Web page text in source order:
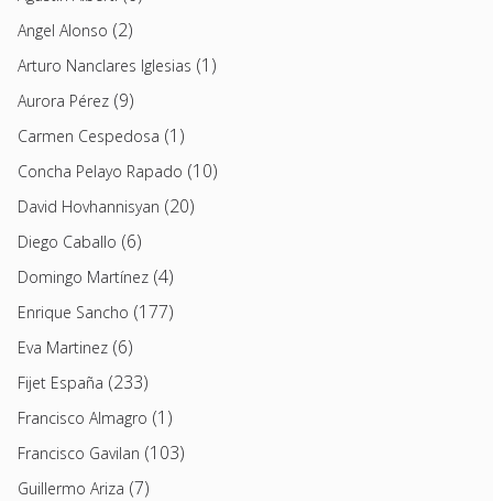
Angel Alonso (2)
Arturo Nanclares Iglesias (1)
Aurora Pérez (9)
Carmen Cespedosa (1)
Concha Pelayo Rapado (10)
David Hovhannisyan (20)
Diego Caballo (6)
Domingo Martínez (4)
Enrique Sancho (177)
Eva Martinez (6)
Fijet España (233)
Francisco Almagro (1)
Francisco Gavilan (103)
Guillermo Ariza (7)